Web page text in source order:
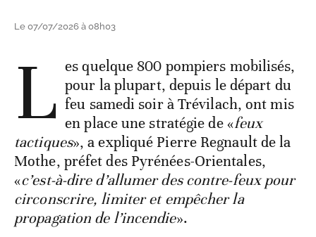
Le 07/07/2026 à 08h03
L es quelque 800 pompiers mobilisés,
pour la plupart, depuis le départ du
feu samedi soir à Trévilach, ont mis
en place une stratégie de «feux
tactiques», a expliqué Pierre Regnault de la
Mothe, préfet des Pyrénées-Orientales,
«c’est-à-dire d’allumer des contre-feux pour
circonscrire, limiter et empêcher la
propagation de l’incendie».